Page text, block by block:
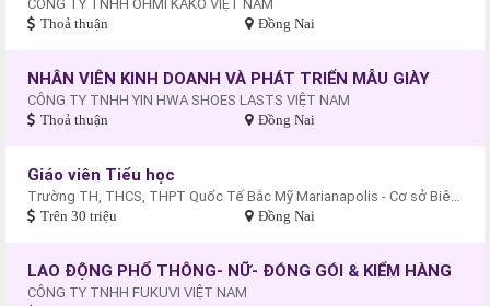
CÔNG TY TNHH OHMI KAKO VIỆT NAM
Thoả thuận Đồng Nai
NHÂN VIÊN KINH DOANH VÀ PHÁT TRIỂN MẪU GIÀY
CÔNG TY TNHH YIN HWA SHOES LASTS VIỆT NAM
Thoả thuận Đồng Nai
Giáo viên Tiểu học
Trường TH, THCS, THPT Quốc Tế Bắc Mỹ Marianapolis - Cơ sở Biên Hòa
Trên 30 triệu Đồng Nai
LAO ĐỘNG PHỔ THÔNG- NỮ- ĐÓNG GÓI & KIỂM HÀNG
CÔNG TY TNHH FUKUVI VIỆT NAM